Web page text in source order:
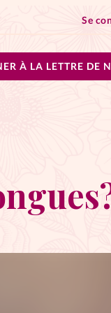
Se
À LA LETTRE DE
-